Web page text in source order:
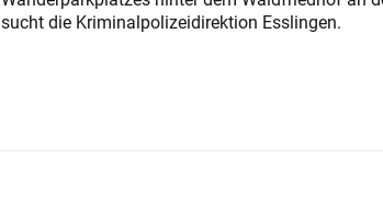
sucht die Kriminalpolizeidirektion Esslingen.